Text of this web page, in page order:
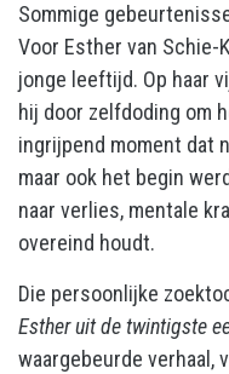
Sommige
Voor Esther van Schie-
jonge leeftijd. Op haar
hij door zelfdoding om
ingrijpend moment dat
maar ook het begin
naar verlies, mentale
overeind houdt.
Die persoonlijke
Esther uit de twintigste
waargebeurde verhaal,